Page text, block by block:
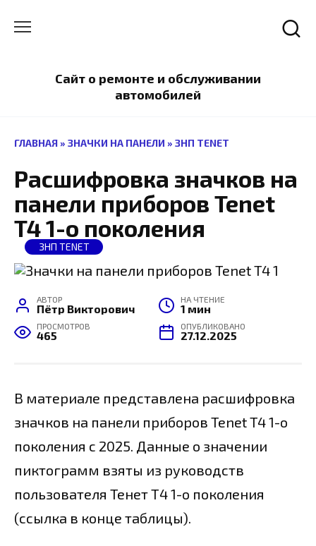
содержанию
Сайт о ремонте и обслуживании
автомобилей
ГЛАВНАЯ » ЗНАЧКИ НА ПАНЕЛИ » ЗНП TENET
Расшифровка значков на
панели приборов Tenet
T4 1-о поколения
ЗНП TENET
АВТОР
Пётр Викторович
НА ЧТЕНИЕ
1 мин
ПРОСМОТРОВ
465
ОПУБЛИКОВАНО
27.12.2025
В материале представлена расшифровка
значков на панели приборов Tenet T4 1-о
поколения с 2025. Данные о значении
пиктограмм взяты из руководств
пользователя Тенет Т4 1-о поколения
(ссылка в конце таблицы).